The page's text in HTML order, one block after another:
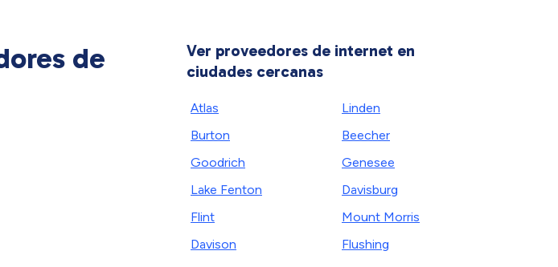
de
Ver proveedores de internet en
ciudades cercanas
Atlas
Burton
Goodrich
Lake Fenton
Flint
Davison
Linden
Beecher
Genesee
Davisburg
Mount Morris
Flushing